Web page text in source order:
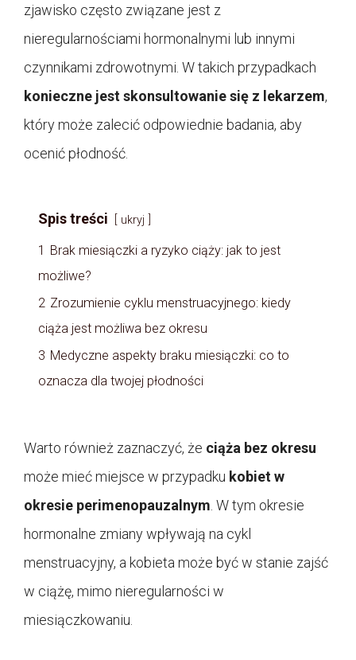
zjawisko często związane jest z
nieregularnościami hormonalnymi lub innymi
czynnikami zdrowotnymi. W takich przypadkach
konieczne jest skonsultowanie się z lekarzem,
który może zalecić odpowiednie badania, aby
ocenić płodność.
Spis treści ukryj
1 Brak miesiączki a ryzyko ciąży: jak to jest
możliwe?
2 Zrozumienie cyklu menstruacyjnego: kiedy
ciąża jest możliwa bez okresu
3 Medyczne aspekty braku miesiączki: co to
oznacza dla twojej płodności
Warto również zaznaczyć, że ciąża bez okresu
może mieć miejsce w przypadku kobiet w
okresie perimenopauzalnym . W tym okresie
hormonalne zmiany wpływają na cykl
menstruacyjny, a kobieta może być w stanie zajść
w ciążę, mimo nieregularności w
miesiączkowaniu.